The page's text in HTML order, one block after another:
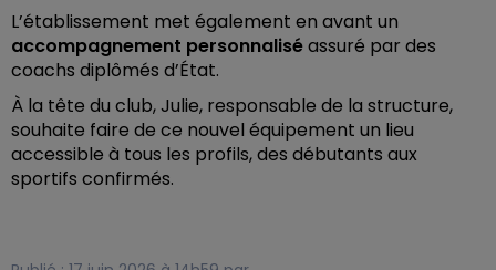
L’établissement met également en avant un
accompagnement personnaliséassuré par des
coachs diplômés d’État.
À la tête du club, Julie, responsable de la structure,
souhaite faire de ce nouvel équipement un lieu
accessible à tous les profils, des débutants aux
sportifs confirmés.